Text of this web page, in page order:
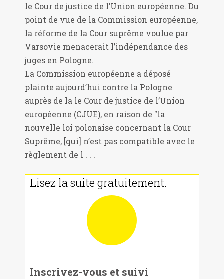
le Cour de justice de l’Union européenne. Du
point de vue de la Commission européenne,
la réforme de la Cour suprême voulue par
Varsovie menacerait l’indépendance des
juges en Pologne.
La Commission européenne a déposé
plainte aujourd’hui contre la Pologne
auprès de la le Cour de justice de l’Union
européenne (CJUE), en raison de "la
nouvelle loi polonaise concernant la Cour
Suprême, [qui] n’est pas compatible avec le
règlement de l . . .
Lisez la suite gratuitement.
Inscrivez-vous et suivi